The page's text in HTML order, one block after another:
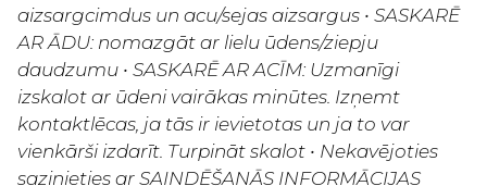
aizsargcimdus un acu/sejas aizsargus • SASKARĒ
AR ĀDU: nomazgāt ar lielu ūdens/ziepju
daudzumu • SASKARĒ AR ACĪM: Uzmanīgi
izskalot ar ūdeni vairākas minūtes. Izņemt
kontaktlēcas, ja tās ir ievietotas un ja to var
vienkārši izdarīt. Turpināt skalot • Nekavējoties
sazinieties ar SAINDĒŠANĀS INFORMĀCIJAS